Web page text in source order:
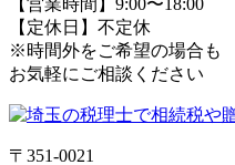
【定休日】不定休
※時間外をご希望の場合も
お気軽にご相談ください
〒351-0021